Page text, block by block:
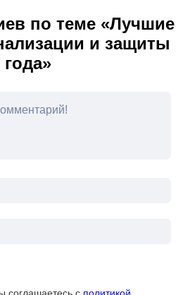
по теме «Лучшие
и защиты
года»